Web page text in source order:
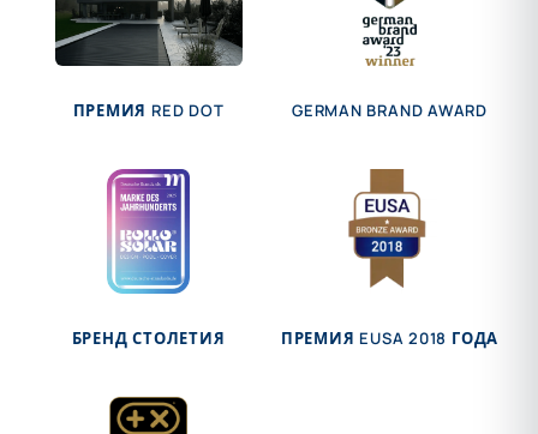
ПРЕМИЯ RED DOT GERMAN BRAND AWARD
БРЕНД СТОЛЕТИЯ ПРЕМИЯ EUSA 2018 ГОДА